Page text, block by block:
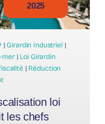
2025
| Girardin Industriel|
mer| Loi Girardin
| Réduction
loi
les chefs